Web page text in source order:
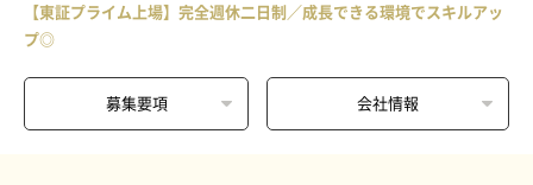
【東証プライム上場】完全週休二日制／成長できる環境でスキルアッ
プ◎
募集要項 会社情報